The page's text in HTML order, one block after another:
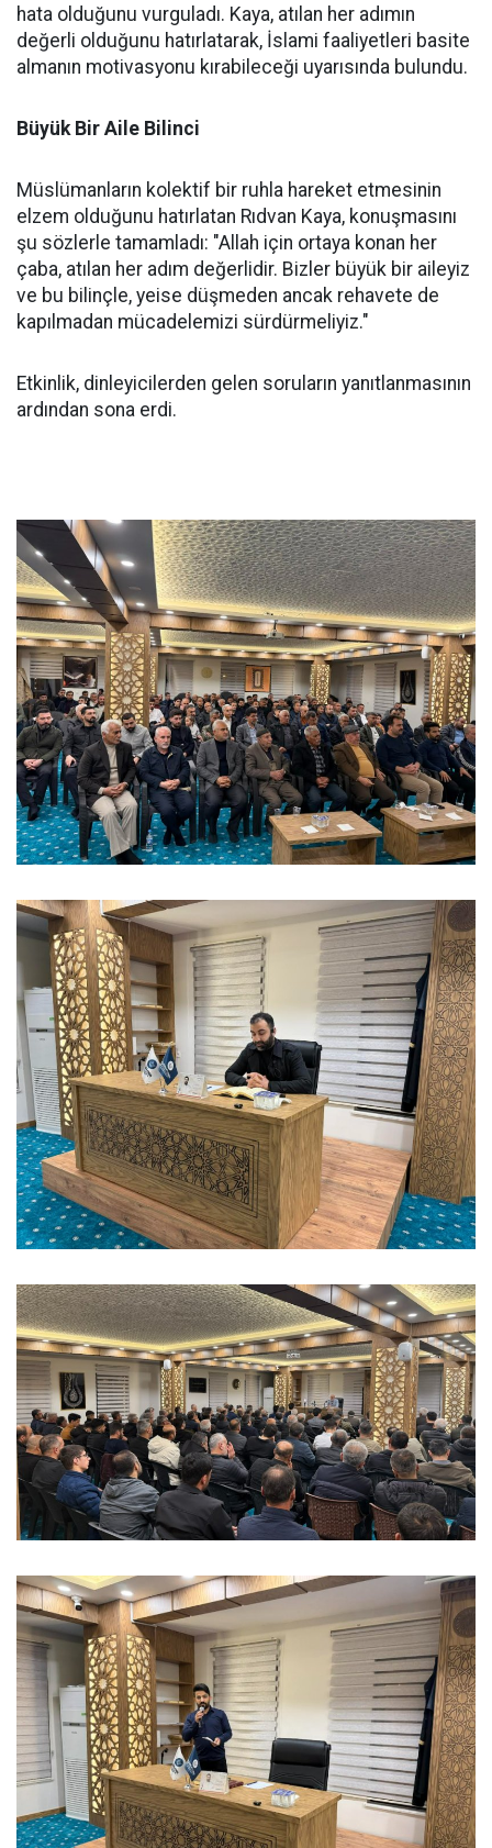
hata olduğunu vurguladı. Kaya, atılan her adımın
değerli olduğunu hatırlatarak, İslami faaliyetleri basite
almanın motivasyonu kırabileceği uyarısında bulundu.
Büyük Bir Aile Bilinci
Müslümanların kolektif bir ruhla hareket etmesinin
elzem olduğunu hatırlatan Rıdvan Kaya, konuşmasını
şu sözlerle tamamladı: "Allah için ortaya konan her
çaba, atılan her adım değerlidir. Bizler büyük bir aileyiz
ve bu bilinçle, yeise düşmeden ancak rehavete de
kapılmadan mücadelemizi sürdürmeliyiz."
Etkinlik, dinleyicilerden gelen soruların yanıtlanmasının
ardından sona erdi.